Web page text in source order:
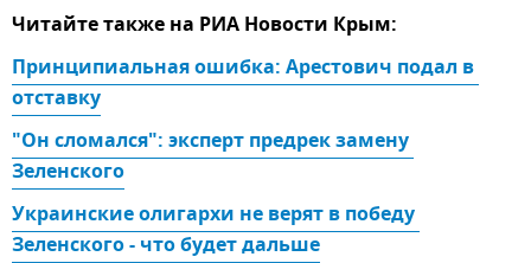
Читайте также на РИА Новости Крым:
Принципиальная ошибка: Арестович подал в
отставку
"Он сломался": эксперт предрек замену
Зеленского
Украинские олигархи не верят в победу
Зеленского - что будет дальше